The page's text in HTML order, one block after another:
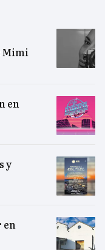
Mimi
en
y
en